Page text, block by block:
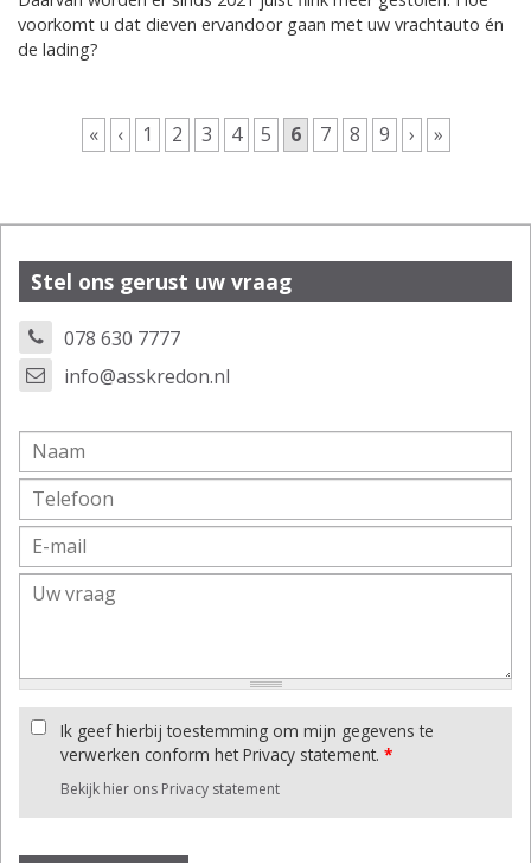
voorkomt u dat dieven ervandoor gaan met uw vrachtauto én
de lading?
Pagina's« ‹ 1 2 3 4 5 6 7 8 9 › »
Stel ons gerust uw vraag
078 630 7777
info@asskredon.nl
Ik geef hierbij toestemming om mijn gegevens te
verwerken conform het Privacy statement. *
Bekijk hier ons Privacy statement